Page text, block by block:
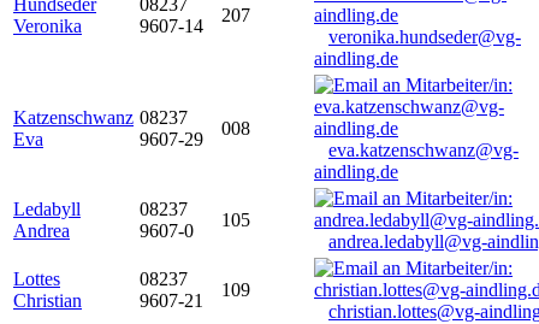
Hundseder
Veronika
08237
9607-14
207
veronika.hundseder@vg-
aindling.de
Katzenschwanz
Eva
08237
9607-29
008
eva.katzenschwanz@vg-
aindling.de
Ledabyll
Andrea
08237
9607-0
105
andrea.ledabyll@vg-
Lottes
Christian
08237
9607-21
109
christian.lottes@vg-